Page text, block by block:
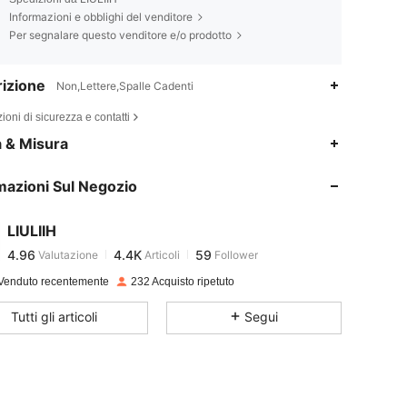
Informazioni e obblighi del venditore
Per segnalare questo venditore e/o prodotto
Non,Lettere,Spalle Cadenti
di sicurezza e contatti
& Misura
Sul Negozio
LIULIIH
4.96
4.96 4.4K
j***cpagato1 giorno fa
4.96 4.4K 59
recentemente 232 Acquisto ripetuto
Tutti gli articoli Segui